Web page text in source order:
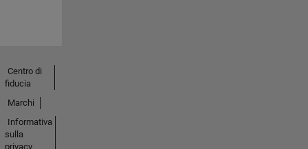
Centro di
fiducia
Marchi
Informativa
sulla
privacy